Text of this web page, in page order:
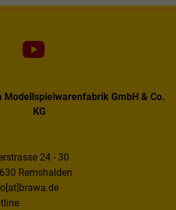
Modellspielwarenfabrik GmbH & Co.
KG
24 - 30
Remshalden